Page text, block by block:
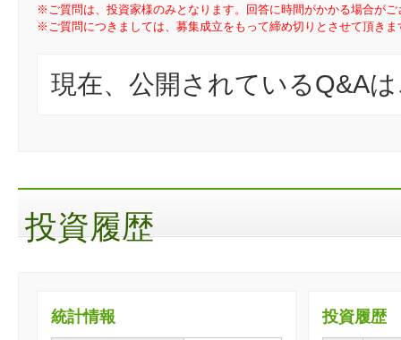
※ご質問は、投資家様のみとなります。回答に時間がかかる場合が
※ご質問につきましては、募集成立をもって締め切りとさせて頂きま
現在、公開されているQ&A
投資履歴
投資履歴
統計情報